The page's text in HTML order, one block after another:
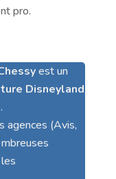
pro.
est un
Disneyland
agences (Avis,